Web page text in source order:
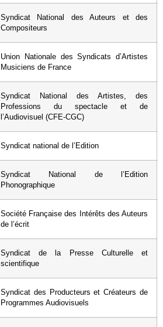
Syndicat National des Auteurs et des
Compositeurs
Union Nationale des Syndicats d’Artistes
Musiciens de France
Syndicat National des Artistes, des
Professions du spectacle et de
l’Audiovisuel (CFE-CGC)
Syndicat national de l’Edition
Syndicat National de l’Edition
Phonographique
Société Française des Intérêts des Auteurs
de l’écrit
Syndicat de la Presse Culturelle et
scientifique
Syndicat des Producteurs et Créateurs de
Programmes Audiovisuels